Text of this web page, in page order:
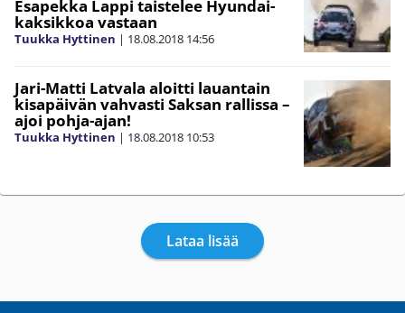
Esapekka Lappi taistelee Hyundai-
kaksikkoa vastaan
Tuukka Hyttinen | 18.08.2018 14:56
Jari-Matti Latvala aloitti lauantain
kisapäivän vahvasti Saksan rallissa –
ajoi pohja-ajan!
Tuukka Hyttinen | 18.08.2018 10:53
Lataa lisää